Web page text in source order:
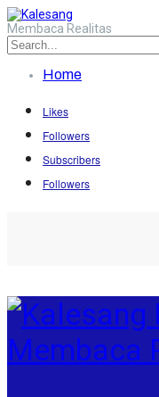
Membaca Realitas
Home
Likes
Followers
Subscribers
Followers
Membaca